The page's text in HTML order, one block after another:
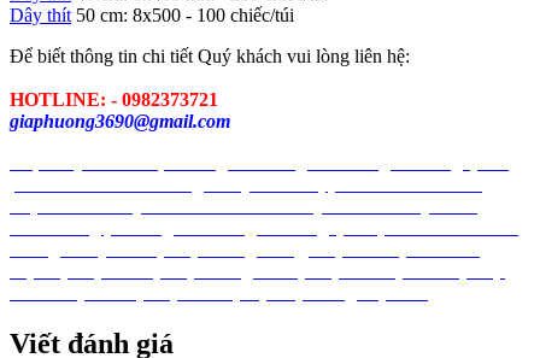
Dây thít 50 cm: 8x500 - 100 chiếc/túi
Để biết thông tin chi tiết Quý khách vui lòng liên hệ:
HOTLINE: - 0982373721
giaphuong3690@gmail.com
Viết đánh giá